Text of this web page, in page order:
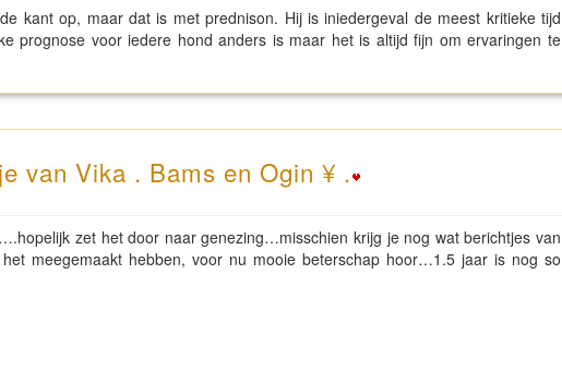
kant op, maar dat is met prednison. Hij is iniedergeval de meest kritieke tijd
prognose voor iedere hond anders is maar het is altijd fijn om ervaringen te
van Vika . Bams en Ogin ¥ .
zet het door naar genezing…misschien krijg je nog wat berichtjes van
meegemaakt hebben, voor nu mooie beterschap hoor…1.5 jaar is nog so